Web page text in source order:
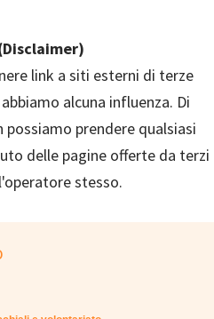
link a siti esterni di terze
alcuna influenza. Di
prendere qualsiasi
delle pagine offerte da terzi
stesso.